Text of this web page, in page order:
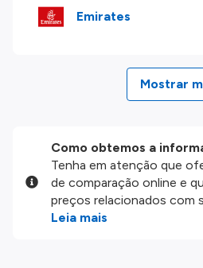
Emirates
Mostrar
Como obtemos a
Tenha em atenção que
de comparação online e
preços relacionados com
produtos disponíveis no
Leia mais